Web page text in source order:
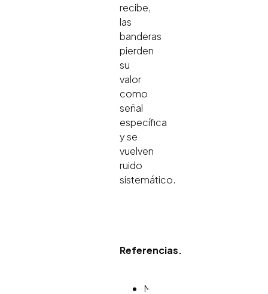
recibe,
las
banderas
pierden
su
valor
como
señal
específica
y se
vuelven
ruido
sistemático.
Referencias.
McGrath,